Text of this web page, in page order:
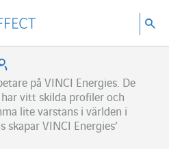
Sök
på VINCI Energies. De
vitt skilda profiler och
lite varstans i världen i
VINCI Energies’